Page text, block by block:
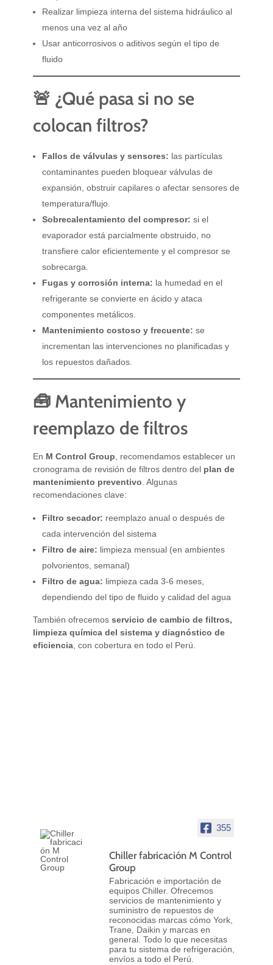
Realizar limpieza interna del sistema hidráulico al
menos una vez al año
Usar anticorrosivos o aditivos según el tipo de
fluido
🚨 ¿Qué pasa si no se
colocan filtros?
Fallos de válvulas y sensores: las partículas
contaminantes pueden bloquear válvulas de
expansión, obstruir capilares o afectar sensores de
temperatura/flujo.
Sobrecalentamiento del compresor: si el
evaporador está parcialmente obstruido, no
transfiere calor eficientemente y el compresor se
sobrecarga.
Fugas y corrosión interna: la humedad en el
refrigerante se convierte en ácido y ataca
componentes metálicos.
Mantenimiento costoso y frecuente: se
incrementan las intervenciones no planificadas y
los repuestos dañados.
🧰 Mantenimiento y
reemplazo de filtros
En M Control Group, recomendamos establecer un
cronograma de revisión de filtros dentro del plan de
mantenimiento preventivo. Algunas
recomendaciones clave:
Filtro secador: reemplazo anual o después de
cada intervención del sistema
Filtro de aire: limpieza mensual (en ambientes
polvorientos, semanal)
Filtro de agua: limpieza cada 3-6 meses,
dependiendo del tipo de fluido y calidad del agua
También ofrecemos servicio de cambio de filtros,
limpieza química del sistema y diagnóstico de
eficiencia, con cobertura en todo el Perú.
355
Chiller fabricación M Control
Group
Fabricación e importación de
equipos Chiller. Ofrecemos
servicios de mantenimiento y
suministro de repuestos de
reconocidas marcas cómo York,
Trane, Daikin y marcas en
general. Todo lo que necesitas
para tu sistema de refrigeración,
envíos a todo el Perú.